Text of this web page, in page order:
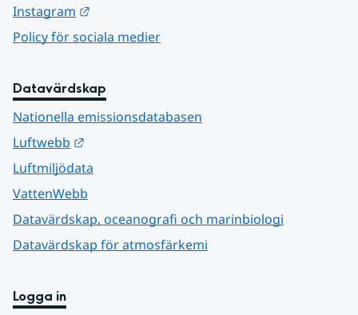
Instagram
Policy för sociala medier
Datavärdskap
Nationella emissionsdatabasen
Luftwebb
Luftmiljödata
VattenWebb
Datavärdskap, oceanografi och marinbiologi
Datavärdskap för atmosfärkemi
Logga in